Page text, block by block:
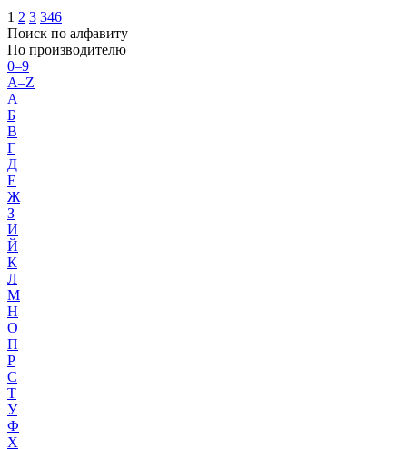
1 2 3 346
Поиск по алфавиту
По производителю
0–9
A–Z
А
Б
В
Г
Д
Е
Ж
З
И
Й
К
Л
М
Н
О
П
Р
С
Т
У
Ф
Х